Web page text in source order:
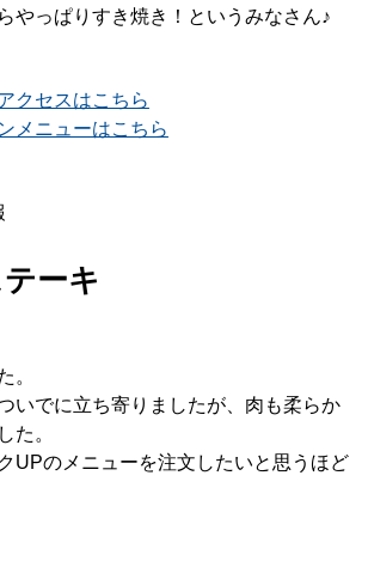
やっぱりすき焼き！というみなさん♪
クセスはこちら
メニューはこちら
ーキ
。
いでに立ち寄りましたが、肉も柔らか
た。
UPのメニューを注文したいと思うほど